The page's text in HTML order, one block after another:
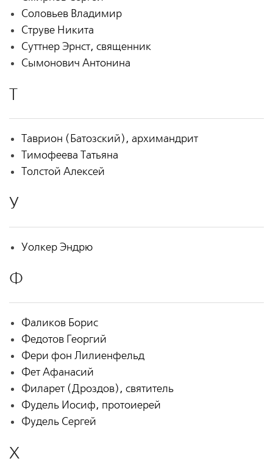
Соловьев Владимир
Струве Никита
Суттнер Эрнст, священник
Сымонович Антонина
Т
Таврион (Батозский), архимандрит
Тимофеева Татьяна
Толстой Алексей
У
Уолкер Эндрю
Ф
Фаликов Борис
Федотов Георгий
Фери фон Лилиенфельд
Фет Афанасий
Филарет (Дроздов), святитель
Фудель Иосиф, протоиерей
Фудель Сергей
Х